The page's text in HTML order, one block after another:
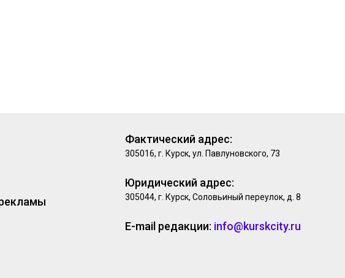
Фактический адрес:
305016, г. Курск, ул. Павлуновского, 73
Юридический адрес:
305044, г. Курск, Соловьиный переулок, д. 8
E-mail редакции: info@kurskcity.ru